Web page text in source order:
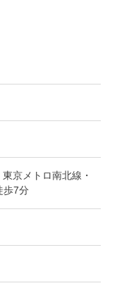
京メトロ南北線・
歩7分